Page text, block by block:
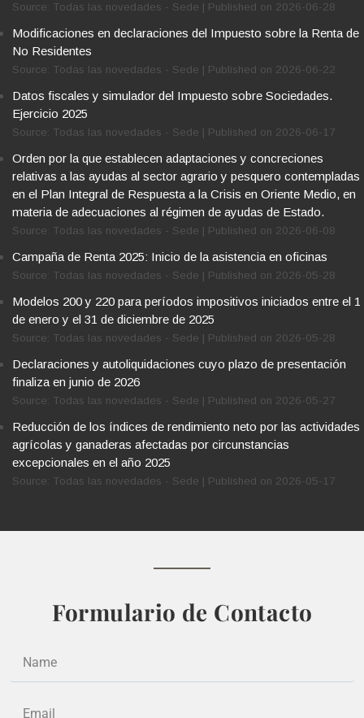
Source: Todas las novedades - Sede Published on 2026-06-28
Modificaciones en declaraciones del Impuesto sobre la Renta de
No Residentes
Source: Todas las novedades - Sede Published on 2026-06-22
Datos fiscales y simulador del Impuesto sobre Sociedades.
Ejercicio 2025
Source: Todas las novedades - Sede Published on 2026-06-17
Orden por la que establecen adaptaciones y concreciones
relativas a las ayudas al sector agrario y pesquero contempladas
en el Plan Integral de Respuesta a la Crisis en Oriente Medio, en
materia de adecuaciones al régimen de ayudas de Estado.
Source: Todas las novedades - Sede Published on 2026-06-08
Campaña de Renta 2025: Inicio de la asistencia en oficinas
Source: Todas las novedades - Sede Published on 2026-05-28
Modelos 200 y 220 para períodos impositivos iniciados entre el 1
de enero y el 31 de diciembre de 2025
Source: Todas las novedades - Sede Published on 2026-05-28
Declaraciones y autoliquidaciones cuyo plazo de presentación
finaliza en junio de 2026
Source: Todas las novedades - Sede Published on 2026-05-27
Reducción de los índices de rendimiento neto por las actividades
agrícolas y ganaderas afectadas por circunstancias
excepcionales en el año 2025
Source: Todas las novedades - Sede Published on 2026-05-17
Formulario de Contacto